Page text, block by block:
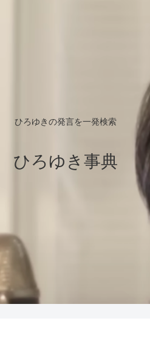
ひろゆきの発言を一発検索
ひろゆき事典